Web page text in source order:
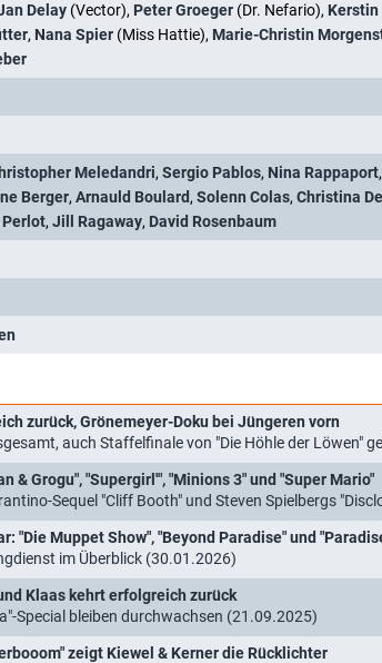
Delay (Vector), Peter Groeger (Dr. Nefario), Kerstin
, Nana Spier (Miss Hattie), Marie-Christin
Meledandri, Sergio Pablos, Nina Rappaport,
Berger, Arnauld Boulard , Solenn Colas, Christina
Perlot, Jill Ragaway, David Rosenbaum
zurück, Grönemeyer-Doku bei Jüngeren vorn
auch Staffelfinale von "Die Höhle der Löwen" gefragt
& Grogu", "Supergirl'", "Minions 3" und "Super Mario"
"Cliff Booth" und Steven Spielbergs "Disclosure Day"
"Die Muppet Show", "Beyond Paradise" und
im Überblick (30.01.2026)
Klaas kehrt erfolgreich zurück
Special bleiben durchwachsen (21.09.2025)
zeigt Kiewel & Kerner die Rücklichter